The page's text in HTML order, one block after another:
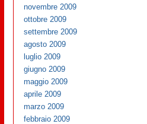
novembre 2009
ottobre 2009
settembre 2009
agosto 2009
luglio 2009
giugno 2009
maggio 2009
aprile 2009
marzo 2009
febbraio 2009